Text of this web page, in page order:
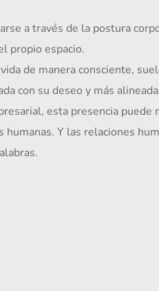
propio espacio.
con su deseo y más
humanas. Y las relaciones